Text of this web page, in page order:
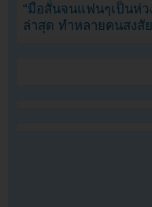
“มือสั่นจนแฟนๆเป็นห่ว
ล่าสุด ทำหลายคนสงสั